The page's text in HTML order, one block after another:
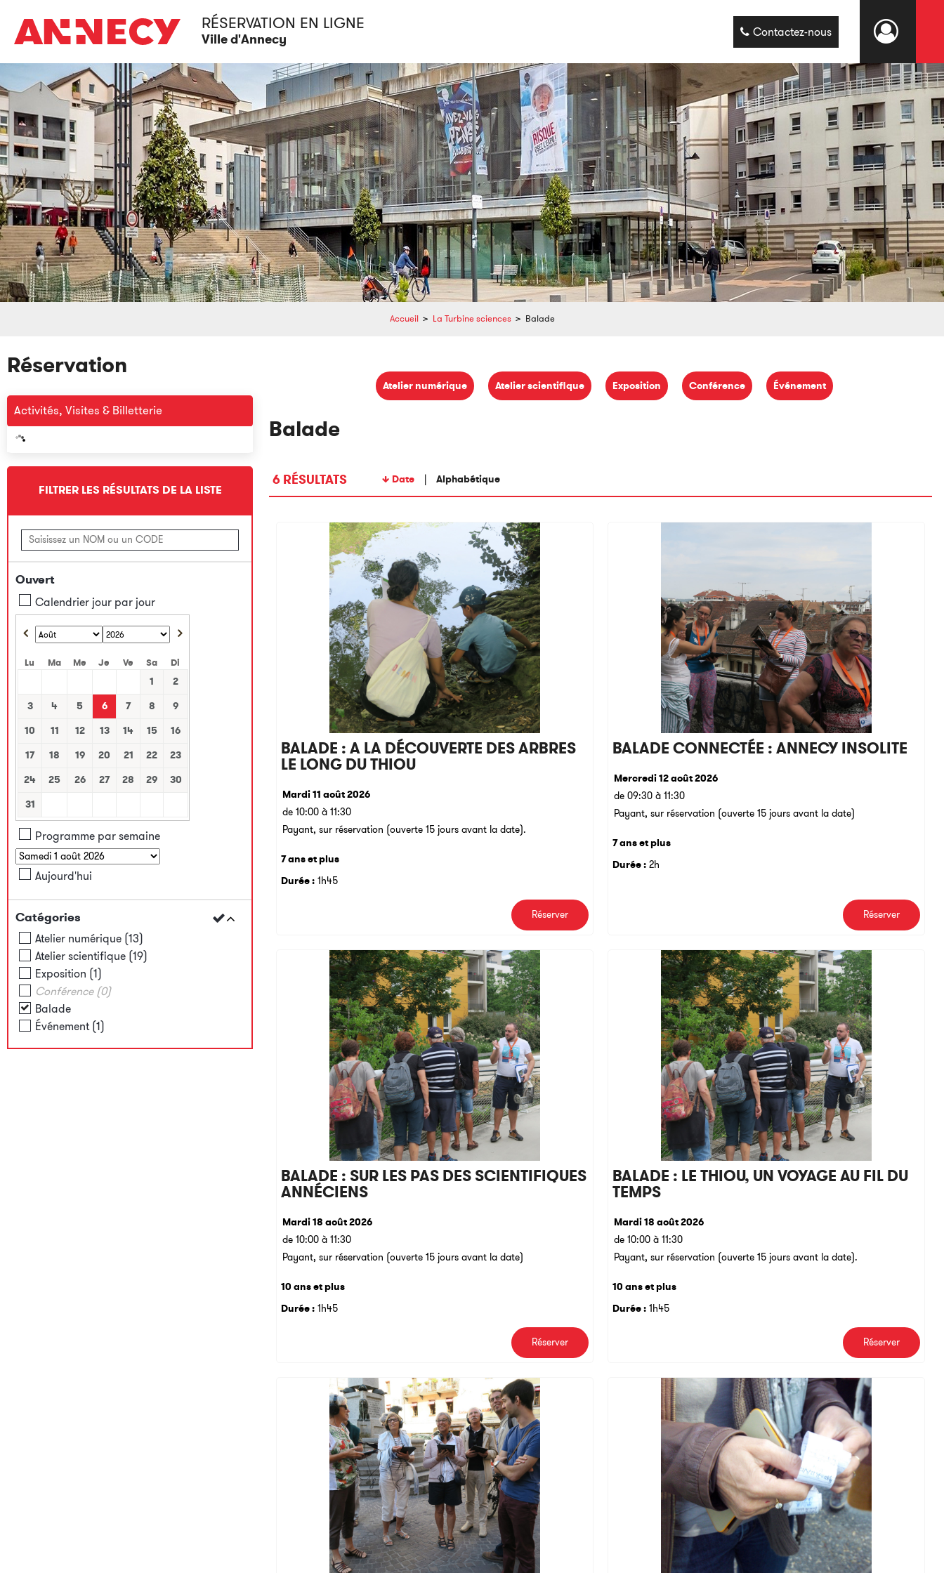
RÉSERVATION EN LIGNE
Ville d'Annecy Contactez-nous
Accueil > La Turbine sciences > Balade
Réservation
Activités, Visites & Billetterie
FILTRER LES RÉSULTATS DE LA LISTE
Ouvert
Calendrier jour par jour
Lu Ma Me Je Ve Sa Di
1
2
3
4 5 6 7 8
9
10
11 12 13 14 15
16
17
18 19 20 21 22
23
24
25 26 27 28 29
30
31
Programme par semaine
Aujourd'hui
Catégories
Atelier numérique (13)
Atelier scientifique (19)
Exposition (1)
Conférence(0)
Balade
Événement(1)
Atelier numérique Atelier scientifique Exposition Conférence Événement
Balade
6 RÉSULTATS Date Alphabétique
BALADE : A LA DÉCOUVERTE DES ARBRES
LE LONG DU THIOU
Mardi 11 août 2026
de 10:00 à 11:30
Payant, sur réservation (ouverte 15 jours avant la date).
Durée : 1h45
7 ans et plus
Réserver
BALADE CONNECTÉE : ANNECY INSOLITE
Mercredi 12 août 2026
de 09:30 à 11:30
Payant, sur réservation (ouverte 15 jours avant la date)
Durée : 2h
7 ans et plus
Réserver
BALADE : SUR LES PAS DES SCIENTIFIQUES
ANNÉCIENS
Mardi 18 août 2026
de 10:00 à 11:30
Payant, sur réservation (ouverte 15 jours avant la date)
Durée : 1h45
10 ans et plus
Réserver
BALADE : LE THIOU, UN VOYAGE AU FIL DU
TEMPS
Mardi 18 août 2026
de 10:00 à 11:30
Payant, sur réservation (ouverte 15 jours avant la date).
Durée : 1h45
10 ans et plus
Réserver